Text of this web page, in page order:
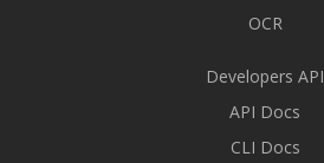
OCR
Developers API
API Docs
CLI Docs